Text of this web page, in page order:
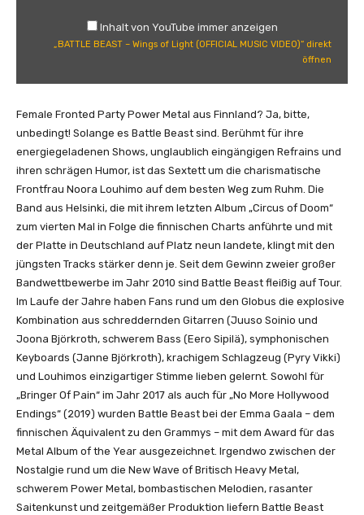
–
W
i
n
g
s
o
f
L
i
g
h
t
(
O
F
F
I
C
I
A
L
Inhalt von YouTube immer anzeigen
„BATTLE BEAST – Wings of Light (OFFICIAL MUSIC VIDEO)“ direkt
öffnen
Female Fronted Party Power Metal aus Finnland? Ja, bitte,
unbedingt! Solange es Battle Beast sind. Berühmt für ihre
energiegeladenen Shows, unglaublich eingängigen Refrains und
ihren schrägen Humor, ist das Sextett um die charismatische
Frontfrau Noora Louhimo auf dem besten Weg zum Ruhm. Die
Band aus Helsinki, die mit ihrem letzten Album „Circus of Doom“
zum vierten Mal in Folge die finnischen Charts anführte und mit
der Platte in Deutschland auf Platz neun landete, klingt mit den
jüngsten Tracks stärker denn je. Seit dem Gewinn zweier großer
Bandwettbewerbe im Jahr 2010 sind Battle Beast fleißig auf Tour.
Im Laufe der Jahre haben Fans rund um den Globus die explosive
Kombination aus schreddernden Gitarren (Juuso Soinio und
Joona Björkroth, schwerem Bass (Eero Sipilä), symphonischen
Keyboards (Janne Björkroth), krachigem Schlagzeug (Pyry Vikki)
und Louhimos einzigartiger Stimme lieben gelernt. Sowohl für
„Bringer Of Pain“ im Jahr 2017 als auch für „No More Hollywood
Endings“ (2019) wurden Battle Beast bei der Emma Gaala – dem
finnischen Äquivalent zu den Grammys – mit dem Award für das
Metal Album of the Year ausgezeichnet. Irgendwo zwischen der
Nostalgie rund um die New Wave of Britisch Heavy Metal,
schwerem Power Metal, bombastischen Melodien, rasanter
Saitenkunst und zeitgemäßer Produktion liefern Battle Beast